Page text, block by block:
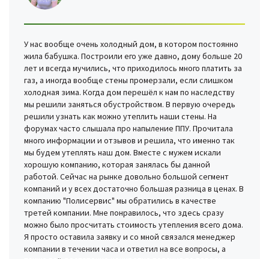
У нас вообще очень холодный дом, в котором постоянно
жила бабушка. Построили его уже давно, дому больше 20
лет и всегда мучились, что приходилось много платить за
газ, а иногда вообще стены промерзали, если слишком
холодная зима. Когда дом перешёл к нам по наследству
мы решили заняться обустройством. В первую очередь
решили узнать как можно утеплить наши стены. На
форумах часто слышала про напыление ППУ. Прочитала
много информации и отзывов и решила, что именно так
мы будем утеплять наш дом. Вместе с мужем искали
хорошую компанию, которая занялась бы данной
работой. Сейчас на рынке довольно большой сегмент
компаний и у всех достаточно большая разница в ценах. В
компанию "Полисервис" мы обратились в качестве
третей компании. Мне понравилось, что здесь сразу
можно было просчитать стоимость утепления всего дома.
Я просто оставила заявку и со мной связался менеджер
компании в течении часа и ответил на все вопросы, а